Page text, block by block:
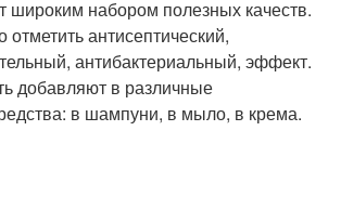
широким набором полезных качеств.
антисептический,
антибактериальный, эффект.
добавляют в различные
в шампуни, в мыло, в крема.